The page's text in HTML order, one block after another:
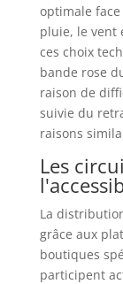
optimale
pluie, le vent
ces choix
bande rose
raison de
suivie du
raisons
Les
La
grâce aux
boutiques
participent